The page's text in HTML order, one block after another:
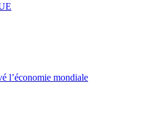
l’économie mondiale